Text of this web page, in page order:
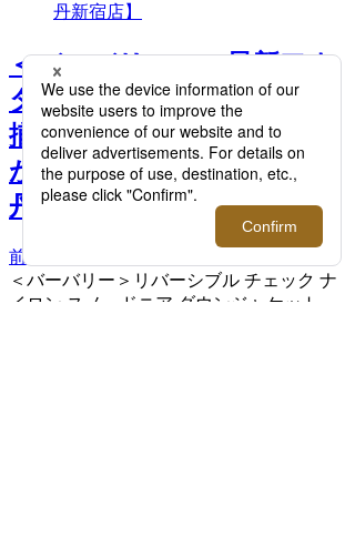
丹新宿店】
＜バーバリー＞の最新アウ
ターウェアコレクションを
揃えたポップアップストア
が期間限定オープン【伊勢
丹新宿店】 >>
前へ
＜バーバリー＞リバーシブル チェック ナ
イロン スノードニア ダウンジャケット